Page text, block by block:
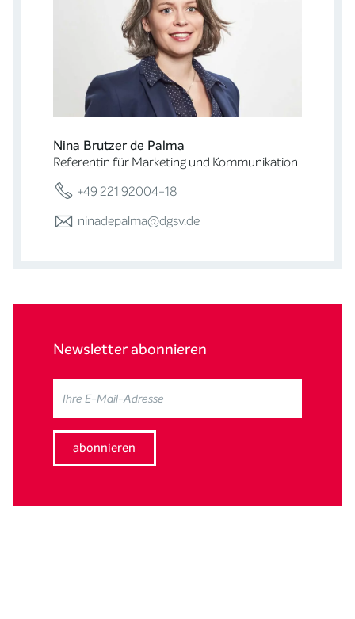
Nina Brutzer de Palma
Referentin für Marketing und Kommunikation
+49 221 92004-18
ninadepalma@dgsv.de
Newsletter abonnieren